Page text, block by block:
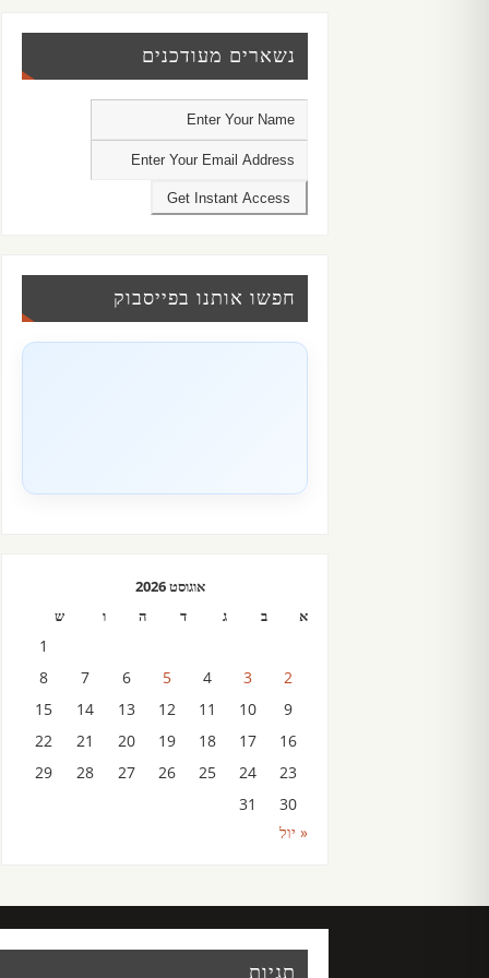
נשארים מעודכנים
חפשו אותנו בפייסבוק
אוגוסט 2026
א
ב ג ד ה ו ש
1
2
3
4
5
6
7
8
9
10
11
12
13
14
15
16
17
18
19
20
21
22
23
24
25
26
27
28
29
30
31
« יול
תגיות